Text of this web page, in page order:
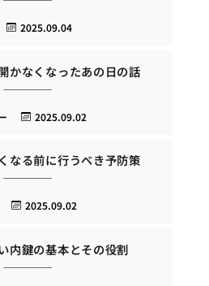
2025.09.04
かなくなったあの日の話
2025.09.02
なる前に行うべき予防策
2025.09.02
内鍵の基本とその役割